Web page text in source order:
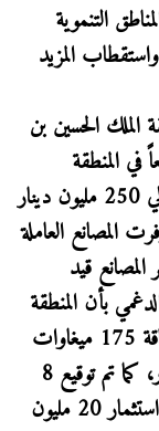
التنموية
المزيد
الحسين بن
استقطبت 50 مصنعاً في المنطقة
المخصصة للصناعات، بحجم استثمار يقدر بحوالي 250 مليون دينار
المصانع العاملة
المصانع قيد
وقالت الدغمي بأن المنطقة
أيضاً استقطبت 4 مشاريع للطاقة الشمسية بطاقة 175 ميغاوات
وبحجم استثمار يقدر بحوالي 165 مليون دينار، كما تم توقيع 8
عقود تطوير في عام 2021 في المنطقة بحجم استثمار 20 مليون